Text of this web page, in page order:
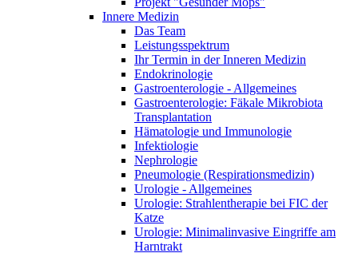
Innere Medizin
Das Team
Leistungsspektrum
Ihr Termin in der Inneren Medizin
Endokrinologie
Gastroenterologie - Allgemeines
Gastroenterologie: Fäkale Mikrobiota
Transplantation
Hämatologie und Immunologie
Infektiologie
Nephrologie
Pneumologie (Respirationsmedizin)
Urologie - Allgemeines
Urologie: Strahlentherapie bei FIC der
Katze
Urologie: Minimalinvasive Eingriffe am
Harntrakt